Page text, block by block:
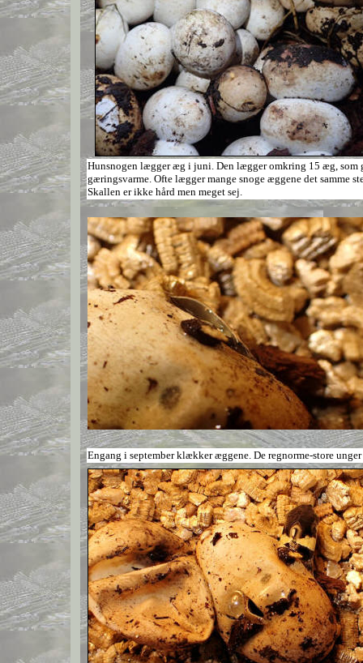
Hunsnogen lægger æg i juni. Den lægger omkring 15 æg, som
gæringsvarme. Ofte lægger mange snoge æggene det samme
Skallen er ikke hård men meget sej.
Engang i september klækker æggene. De regnorme-store